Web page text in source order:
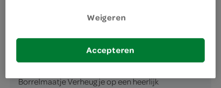
omschrijving
Borrelmaatje Verheug je op een heerlijk
Weigeren
Accepteren